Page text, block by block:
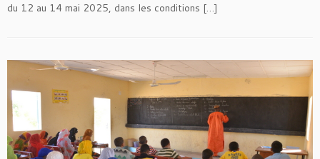
du 12 au 14 mai 2025, dans les conditions […]